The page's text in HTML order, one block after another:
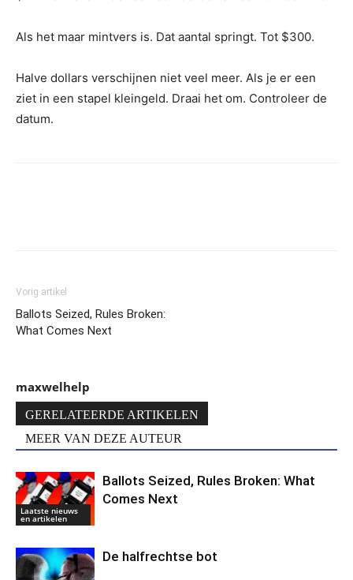
Als het maar mintvers is. Dat aantal springt. Tot $300.
Halve dollars verschijnen niet veel meer. Als je er een
ziet in een stapel kleingeld. Draai het om. Controleer de
datum.
Vorig artikel
Ballots Seized, Rules Broken:
What Comes Next
maxwelhelp
GERELATEERDE ARTIKELEN
MEER VAN DEZE AUTEUR
Laatste nieuws
en artikelen
Ballots Seized, Rules Broken: What
Comes Next
De halfrechtse bot